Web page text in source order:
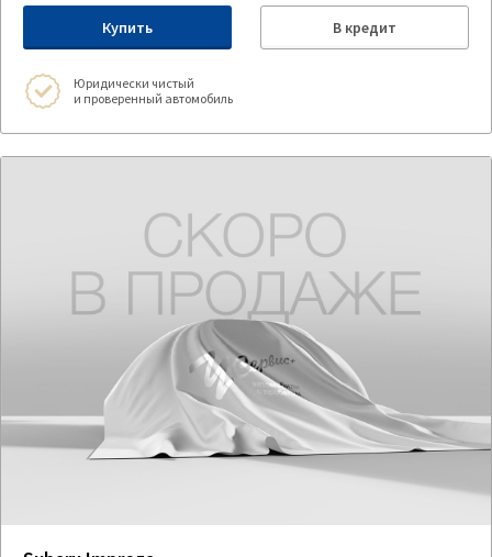
Купить В кредит
Юридически чистый
и проверенный автомобиль